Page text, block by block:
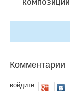
Комментарии
войдите